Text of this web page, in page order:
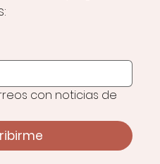
con noticias de